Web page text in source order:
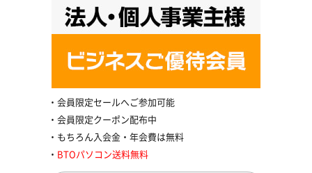
会員限定セールへご参加可能
会員限定クーポン配布中
もちろん入会金・年会費は無料
BTOパソコン送料無料